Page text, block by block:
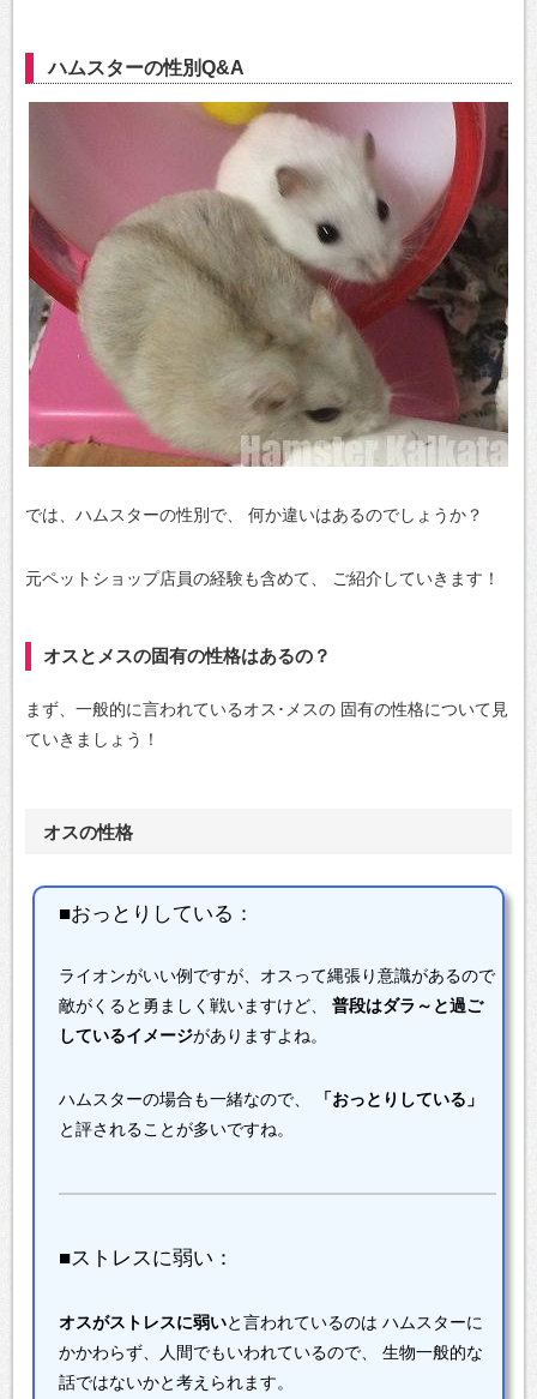
ハムスターの性別Q&A
では、ハムスターの性別で、 何か違いはあるのでしょうか？
元ペットショップ店員の経験も含めて、 ご紹介していきます！
オスとメスの固有の性格はあるの？
まず、一般的に言われているオス･メスの 固有の性格について見
ていきましょう！
オスの性格
■おっとりしている：
ライオンがいい例ですが、オスって縄張り意識があるので
敵がくると勇ましく戦いますけど、
普段はダラ～と過ご
しているイメージがありますよね。
ハムスターの場合も一緒なので、
「おっとりしている」
と評されることが多いですね。
■ストレスに弱い：
オスがストレスに弱いと言われているのは ハムスターに
かかわらず、人間でもいわれているので、
生物一般的な
話ではないかと考えられます。